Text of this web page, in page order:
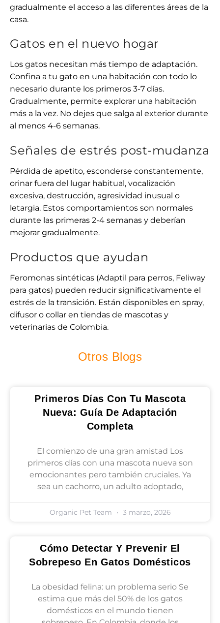
gradualmente el acceso a las diferentes áreas de la
casa.
Gatos en el nuevo hogar
Los gatos necesitan más tiempo de adaptación.
Confina a tu gato en una habitación con todo lo
necesario durante los primeros 3-7 días.
Gradualmente, permite explorar una habitación
más a la vez. No dejes que salga al exterior durante
al menos 4-6 semanas.
Señales de estrés post-mudanza
Pérdida de apetito, esconderse constantemente,
orinar fuera del lugar habitual, vocalización
excesiva, destrucción, agresividad inusual o
letargia. Estos comportamientos son normales
durante las primeras 2-4 semanas y deberían
mejorar gradualmente.
Productos que ayudan
Feromonas sintéticas (Adaptil para perros, Feliway
para gatos) pueden reducir significativamente el
estrés de la transición. Están disponibles en spray,
difusor o collar en tiendas de mascotas y
veterinarias de Colombia.
Otros Blogs
Primeros Días Con Tu Mascota
Nueva: Guía De Adaptación
Completa
El comienzo de una gran amistad Los
primeros días con una mascota nueva son
emocionantes pero también cruciales. Ya
sea un cachorro, un adulto adoptado,
Organic Pet Team 3 marzo, 2026
Cómo Detectar Y Prevenir El
Sobrepeso En Gatos Domésticos
La obesidad felina: un problema serio Se
estima que más del 50% de los gatos
domésticos en el mundo tienen